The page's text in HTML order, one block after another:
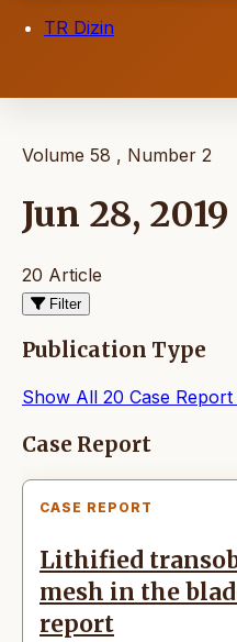
TR Dizin
Volume 58 , Number 2
Jun 28, 2019
20 Article
Filter
Publication Type
Show All 20 Case Report
Articles
Case Report
CASE REPORT
Lithified
mesh in the
report